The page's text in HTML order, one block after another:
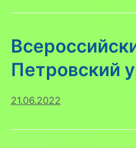
Петровский
21.06.2022